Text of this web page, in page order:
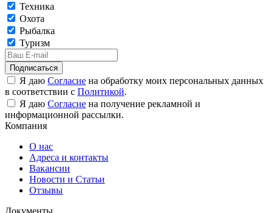
Техника
Охота
Рыбалка
Туризм
Подписаться
Я даю Согласие на обработку моих персональных данных
в соответствии с Политикой.
Я даю Согласие на получение рекламной и
информационной рассылки.
Компания
О нас
Адреса и контакты
Вакансии
Новости и Статьи
Отзывы
Документы